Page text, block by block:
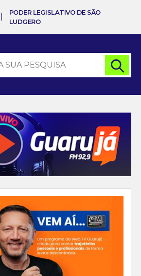
PODER LEGISLATIVO DE SÃO
LUDGERO